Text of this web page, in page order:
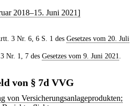
2018–15. Juni 2021]
3 Nr. 6, 6 S. 1 des Gesetzes vom 20. Juli
Nr. 1, 7 des Gesetzes vom 9. Juni 2021
von § 7d VVG
von Versicherungsanlageprodukten;